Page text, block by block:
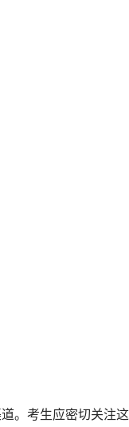
。考生应密切关注